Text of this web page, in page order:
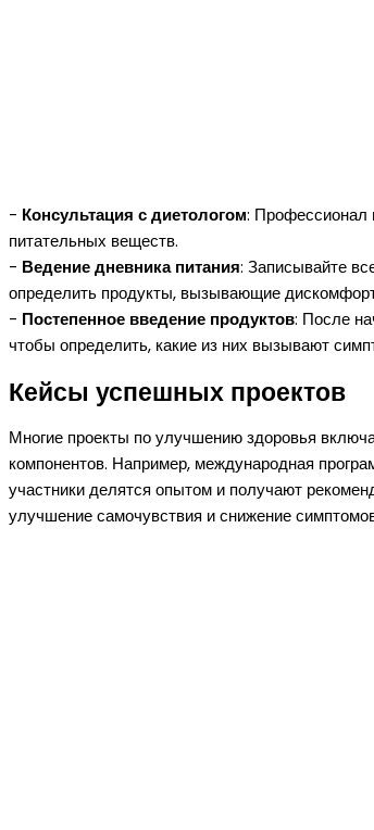
- Консультация с диетологом: Профессионал
питательных веществ.
- Ведение дневника питания: Записывайте
определить продукты, вызывающие
- Постепенное введение продуктов: После
чтобы определить, какие из них вызывают
Кейсы успешных проектов
Многие проекты по улучшению здоровья
компонентов. Например, международная
участники делятся опытом и получают
улучшение самочувствия и снижение